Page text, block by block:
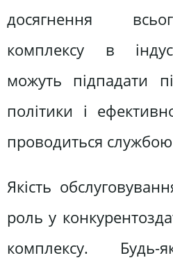
досягнення
комплексу в
можуть підпадати
політики і
проводиться
Якість
роль у
комплексу. Будь-